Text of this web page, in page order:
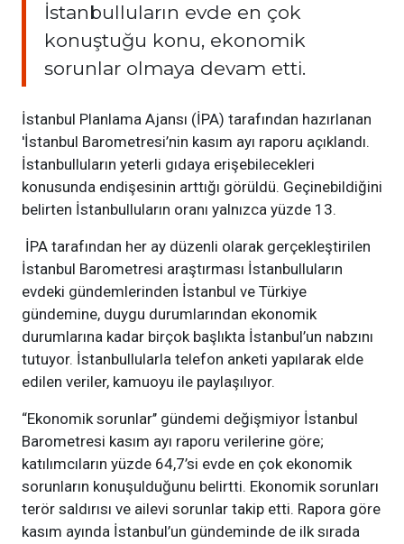
İstanbulluların evde en çok
konuştuğu konu, ekonomik
sorunlar olmaya devam etti.
İstanbul Planlama Ajansı (İPA) tarafından hazırlanan
'İstanbul Barometresi’nin kasım ayı raporu açıklandı.
İstanbulluların yeterli gıdaya erişebilecekleri
konusunda endişesinin arttığı görüldü. Geçinebildiğini
belirten İstanbulluların oranı yalnızca yüzde 13.
İPA tarafından her ay düzenli olarak gerçekleştirilen
İstanbul Barometresi araştırması İstanbulluların
evdeki gündemlerinden İstanbul ve Türkiye
gündemine, duygu durumlarından ekonomik
durumlarına kadar birçok başlıkta İstanbul’un nabzını
tutuyor. İstanbullularla telefon anketi yapılarak elde
edilen veriler, kamuoyu ile paylaşılıyor.
“Ekonomik sorunlar’’ gündemi değişmiyor İstanbul
Barometresi kasım ayı raporu verilerine göre;
katılımcıların yüzde 64,7’si evde en çok ekonomik
sorunların konuşulduğunu belirtti. Ekonomik sorunları
terör saldırısı ve ailevi sorunlar takip etti. Rapora göre
kasım ayında İstanbul’un gündeminde de ilk sırada